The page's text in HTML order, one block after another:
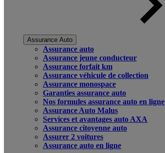
Assurance Auto
Assurance auto
Assurance jeune conducteur
Assurance forfait km
Assurance véhicule de collection
Assurance monospace
Garanties assurance auto
Nos formules assurance auto en ligne
Assurance Auto Malus
Services et avantages auto AXA
Assurance citoyenne auto
Assurer 2 voitures
Assurance auto en ligne